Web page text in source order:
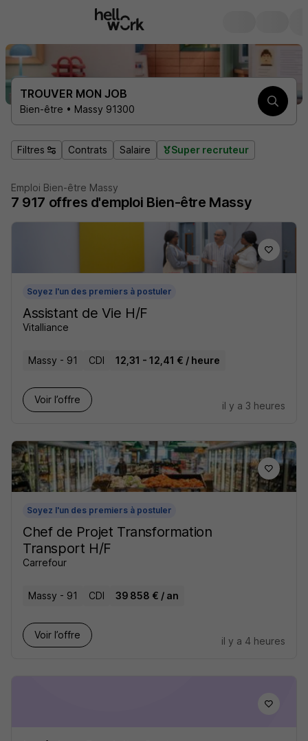
TROUVER MON JOB
Bien-être • Massy 91300
Filtres Contrats Salaire Super recruteur
Emploi Bien-être Massy
7 917 offres d'emploi Bien-être Massy
Soyez l'un des premiers à postuler
Assistant de Vie H/F
Vitalliance
Massy - 91 CDI 12,31 - 12,41 € / heure
Voir l’offre
il y a 3 heures
Soyez l'un des premiers à postuler
Chef de Projet Transformation
Transport H/F
Carrefour
Massy - 91 CDI 39 858 € / an
Voir l’offre
il y a 4 heures